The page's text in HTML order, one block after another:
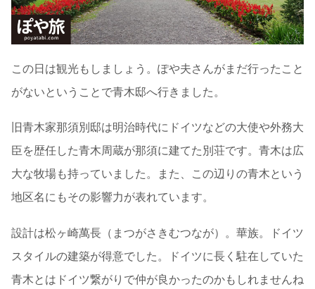
この日は観光もしましょう。ぽや夫さんがまだ行ったこと
がないということで青木邸へ行きました。
旧青木家那須別邸は明治時代にドイツなどの大使や外務大
臣を歴任した青木周蔵が那須に建てた別荘です。青木は広
大な牧場も持っていました。また、この辺りの青木という
地区名にもその影響力が表れています。
設計は松ヶ崎萬長（まつがさきむつなが）。華族。ドイツ
スタイルの建築が得意でした。ドイツに長く駐在していた
青木とはドイツ繋がりで仲が良かったのかもしれませんね